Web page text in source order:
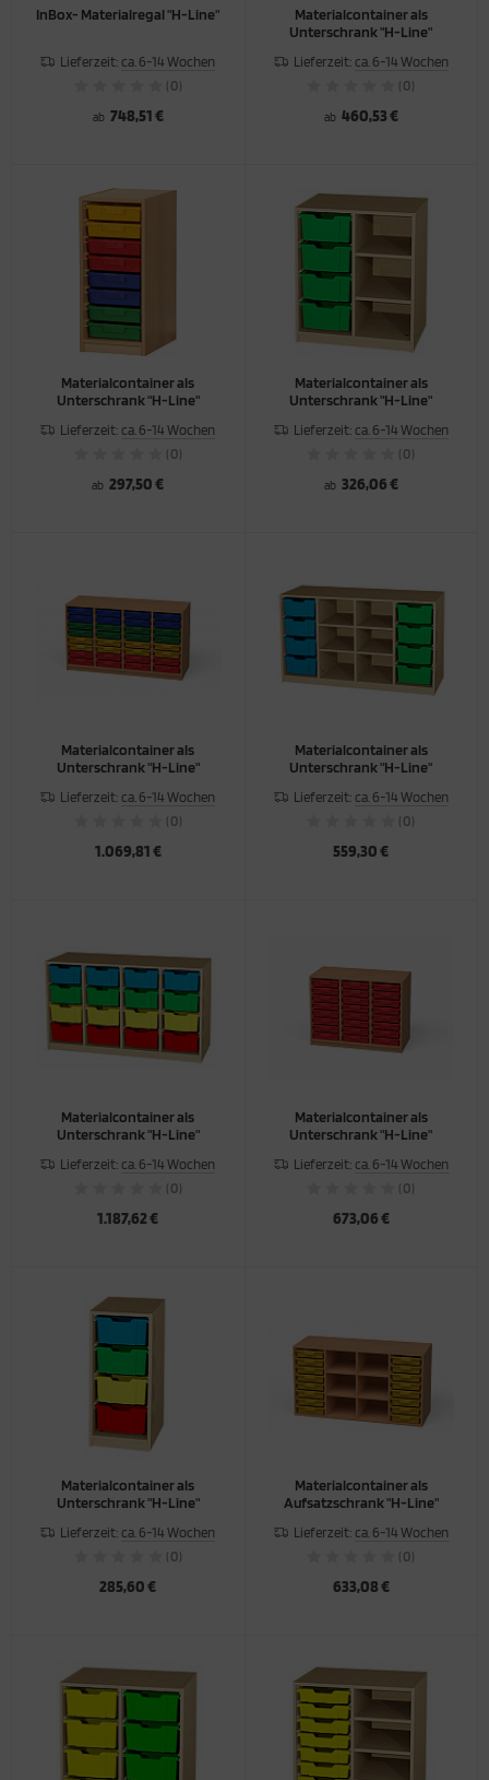
InBox- Materialregal "H-Line"
Lieferzeit: ca. 6-14 Wochen
(0)
ab 748,51 €
Materialcontainer als
Unterschrank "H-Line"
Lieferzeit: ca. 6-14 Wochen
(0)
ab 460,53 €
Materialcontainer als
Unterschrank "H-Line"
Lieferzeit: ca. 6-14 Wochen
(0)
ab 297,50 €
Materialcontainer als
Unterschrank "H-Line"
Lieferzeit: ca. 6-14 Wochen
(0)
ab 326,06 €
Materialcontainer als
Unterschrank "H-Line"
Lieferzeit: ca. 6-14 Wochen
(0)
1.069,81 €
Materialcontainer als
Unterschrank "H-Line"
Lieferzeit: ca. 6-14 Wochen
(0)
559,30 €
Materialcontainer als
Unterschrank "H-Line"
Lieferzeit: ca. 6-14 Wochen
(0)
1.187,62 €
Materialcontainer als
Unterschrank "H-Line"
Lieferzeit: ca. 6-14 Wochen
(0)
673,06 €
Materialcontainer als
Unterschrank "H-Line"
Lieferzeit: ca. 6-14 Wochen
(0)
285,60 €
Materialcontainer als
Aufsatzschrank "H-Line"
Lieferzeit: ca. 6-14 Wochen
(0)
633,08 €